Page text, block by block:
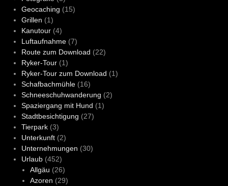
Geocaching (15)
Grillen (1)
Kanutour(4)
Luftaufnahme(7)
Route zum Download (22)
Ryker-Tour(1)
Ryker-Tour zum Download (1)
Schafbachmühle(16)
Schneeschuhwanderung (2)
Spaziergang mit Hund (1)
Stadtbesichtigung (27)
Tierpark(3)
Unterkunft(2)
Unternehmungen (30)
Urlaub(452)
Allgäu (26)
Azoren (29)